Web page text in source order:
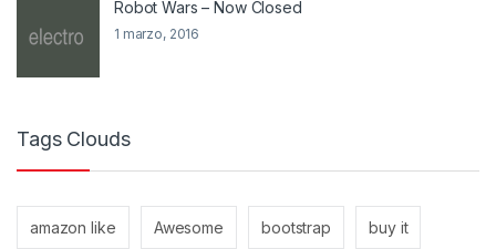
Robot Wars – Now Closed
1 marzo, 2016
Tags Clouds
amazon like Awesome bootstrap buy it